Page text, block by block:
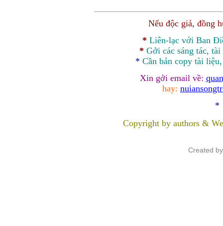
Nếu độc giả, đồng
* Liên-lạc với Ban
* Gởi các sáng tác,
* Cần bản copy tài
Xin gởi email về:
hay:
*
Copyright by authors &
Created